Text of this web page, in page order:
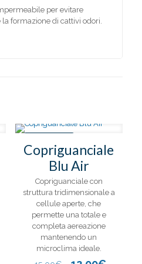
per evitare
la formazione di cattivi odori.
Copriguanciale
Blu Air
Copriguanciale con
struttura tridimensionale a
cellule aperte, che
permette una totale e
completa aereazione
mantenendo un
microclima ideale.